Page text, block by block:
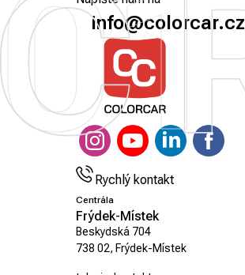
01
info@colorcar.cz
Rychlý kontakt
Centrála
Frýdek-Místek
Beskydská 704
738 02, Frýdek-Místek